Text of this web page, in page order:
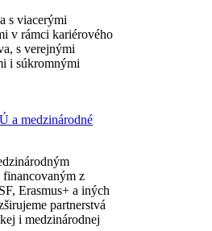
s viacerými
v rámci kariérového
s verejnými
i súkromnými
a medzinárodné
z
Erasmus+ a iných
partnerstvá
i medzinárodnej